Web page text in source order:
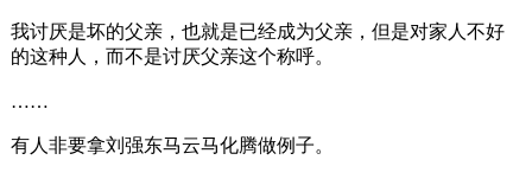
我讨厌是坏的父亲，也就是已经成为父亲，但是对家人不好
的这种人，而不是讨厌父亲这个称呼。
……
有人非要拿刘强东马云马化腾做例子。